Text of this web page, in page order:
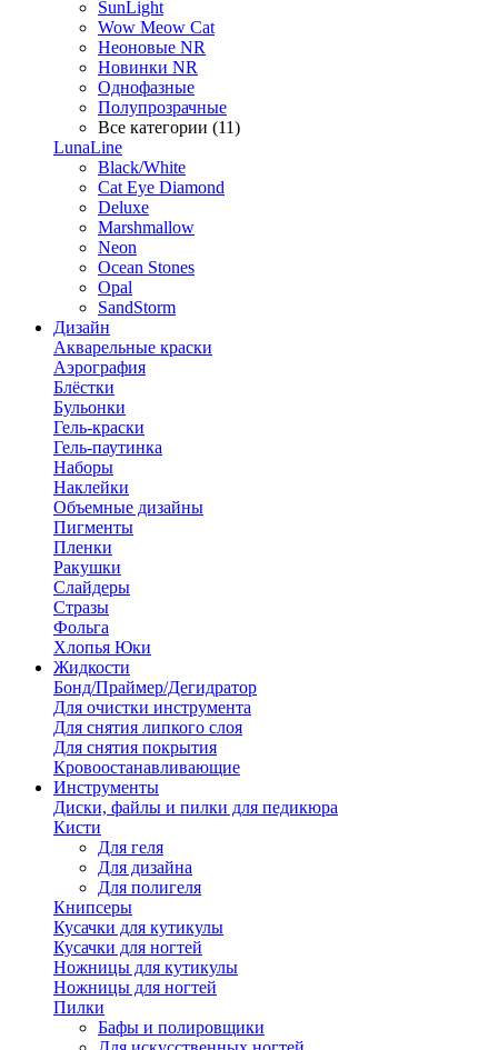
SunLight
Wow Meow Cat
Неоновые NR
Новинки NR
Однофазные
Полупрозрачные
Все категории (11)
LunaLine
Black/White
Cat Eye Diamond
Deluxe
Marshmallow
Neon
Ocean Stones
Opal
SandStorm
Дизайн
Акварельные краски
Аэрография
Блёстки
Бульонки
Гель-краски
Гель-паутинка
Наборы
Наклейки
Объемные дизайны
Пигменты
Пленки
Ракушки
Слайдеры
Стразы
Фольга
Хлопья Юки
Жидкости
Бонд/Праймер/Дегидратор
Для очистки инструмента
Для снятия липкого слоя
Для снятия покрытия
Кровоостанавливающие
Инструменты
Диски, файлы и пилки для педикюра
Кисти
Для геля
Для дизайна
Для полигеля
Книпсеры
Кусачки для кутикулы
Кусачки для ногтей
Ножницы для кутикулы
Ножницы для ногтей
Пилки
Бафы и полировщики